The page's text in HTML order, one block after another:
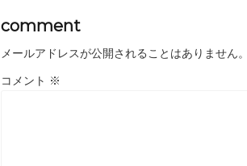
comment
メールアドレスが公開されることはありません。
コメント ※